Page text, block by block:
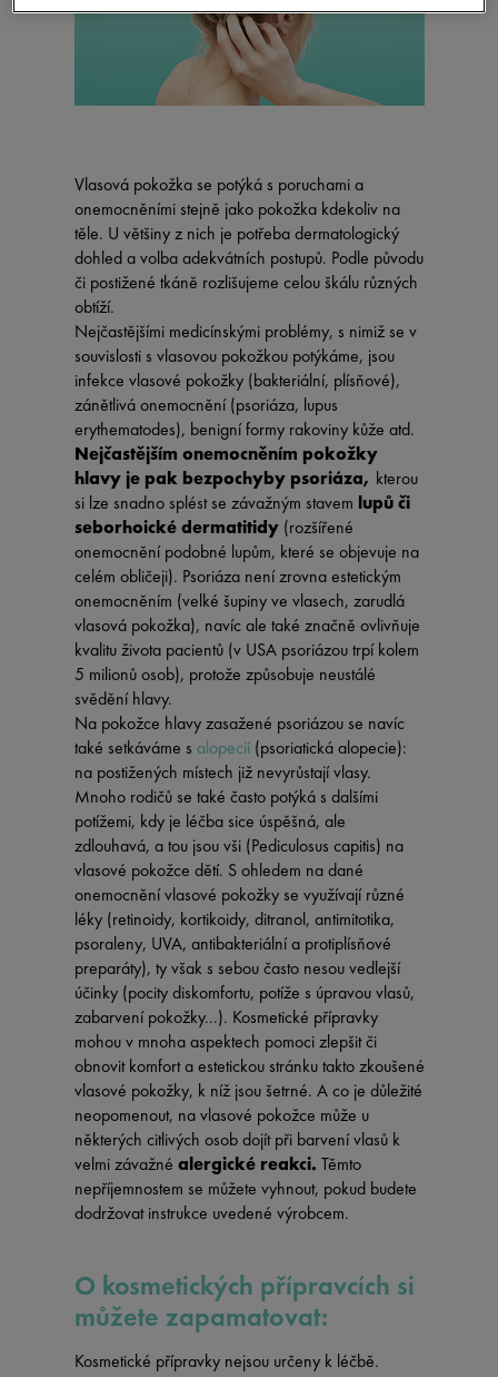
Vlasová pokožka se potýká s poruchami a
onemocněními stejně jako pokožka kdekoliv na
těle. U většiny z nich je potřeba dermatologický
dohled a volba adekvátních postupů. Podle původu
či postižené tkáně rozlišujeme celou škálu různých
obtíží.
Nejčastějšími medicínskými problémy, s nimiž se v
souvislosti s vlasovou pokožkou potýkáme, jsou
infekce vlasové pokožky (bakteriální, plísňové),
zánětlivá onemocnění (psoriáza, lupus
erythematodes), benigní formy rakoviny kůže atd.
Nejčastějším onemocněním pokožky
hlavy je pak bezpochyby psoriáza, kterou
si lze snadno splést se závažným stavem lupů či
seborhoické dermatitidy(rozšířené
onemocnění podobné lupům, které se objevuje na
celém obličeji). Psoriáza není zrovna estetickým
onemocněním (velké šupiny ve vlasech, zarudlá
vlasová pokožka), navíc ale také značně ovlivňuje
kvalitu života pacientů (v USA psoriázou trpí kolem
5 milionů osob), protože způsobuje neustálé
svědění hlavy.
Na pokožce hlavy zasažené psoriázou se navíc
také setkáváme s alopecií(psoriatická alopecie):
na postižených místech již nevyrůstají vlasy.
Mnoho rodičů se také často potýká s dalšími
potížemi, kdy je léčba sice úspěšná, ale
zdlouhavá, a tou jsou vši (Pediculosus capitis) na
vlasové pokožce dětí. S ohledem na dané
onemocnění vlasové pokožky se využívají různé
léky (retinoidy, kortikoidy, ditranol, antimitotika,
psoraleny, UVA, antibakteriální a protiplísňové
preparáty), ty však s sebou často nesou vedlejší
účinky (pocity diskomfortu, potíže s úpravou vlasů,
zabarvení pokožky...). Kosmetické přípravky
mohou v mnoha aspektech pomoci zlepšit či
obnovit komfort a estetickou stránku takto zkoušené
vlasové pokožky, k níž jsou šetrné. A co je důležité
neopomenout, na vlasové pokožce může u
některých citlivých osob dojít při barvení vlasů k
velmi závažné alergické reakci. Těmto
nepříjemnostem se můžete vyhnout, pokud budete
dodržovat instrukce uvedené výrobcem.
O kosmetických přípravcích si
můžete zapamatovat:
Kosmetické přípravky nejsou určeny k léčbě.